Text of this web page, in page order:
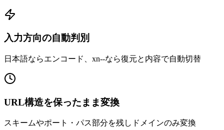
入力方向の自動判別
日本語ならエンコード、xn--なら復元と内容で自動切替
URL構造を保ったまま変換
スキームやポート・パス部分を残しドメインのみ変換